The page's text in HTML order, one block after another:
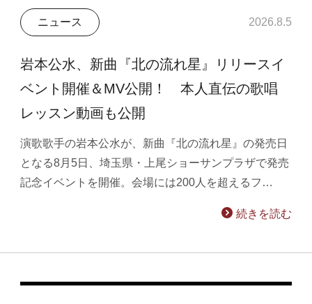
ニュース 2026.8.5
岩本公水、新曲『北の流れ星』リリースイ
ベント開催＆MV公開！ 本人直伝の歌唱
レッスン動画も公開
演歌歌手の岩本公水が、新曲『北の流れ星』の発売日
となる8月5日、埼玉県・上尾ショーサンプラザで発売
記念イベントを開催。会場には200人を超えるフ…
続きを読む